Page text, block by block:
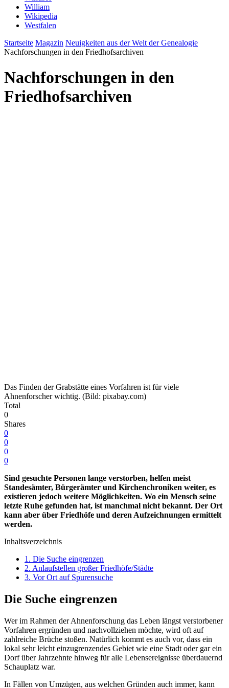
William
Wikipedia
Westfalen
Startseite Magazin Neuigkeiten aus der Welt der Genealogie
Nachforschungen in den Friedhofsarchiven
Nachforschungen in den
Friedhofsarchiven
Das Finden der Grabstätte eines Vorfahren ist für viele
Ahnenforscher wichtig. (Bild: pixabay.com)
Total
0
Shares
0
0
0
0
Sind gesuchte Personen lange verstorben, helfen meist
Standesämter, Bürgerämter und Kirchenchroniken weiter, es
existieren jedoch weitere Möglichkeiten. Wo ein Mensch seine
letzte Ruhe gefunden hat, ist manchmal nicht bekannt. Der Ort
kann aber über Friedhöfe und deren Aufzeichnungen ermittelt
werden.
Inhaltsverzeichnis
1. Die Suche eingrenzen
2. Anlaufstellen großer Friedhöfe/Städte
3. Vor Ort auf Spurensuche
Die Suche eingrenzen
Wer im Rahmen der Ahnenforschung das Leben längst verstorbener
Vorfahren ergründen und nachvollziehen möchte, wird oft auf
zahlreiche Brüche stoßen. Natürlich kommt es auch vor, dass ein
lokal sehr leicht einzugrenzendes Gebiet wie eine Stadt oder gar ein
Dorf über Jahrzehnte hinweg für alle Lebensereignisse überdauernd
Schauplatz war.
In Fällen von Umzügen, aus welchen Gründen auch immer, kann